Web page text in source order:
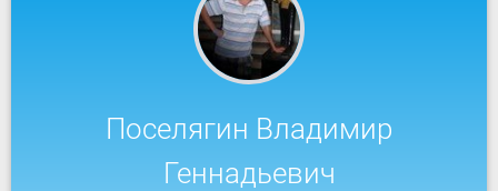
Поселягин Владимир
Геннадьевич